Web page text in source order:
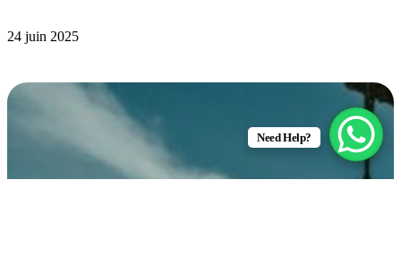
24 juin 2025
Need Help?